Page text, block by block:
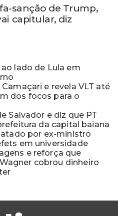
sanção de Trump,
capitular, diz
lado de Lula em
e revela VLT até
dos focos para o
Salvador e diz que PT
da capital baiana
por ex-ministro
em universidade
e reforça que
cobrou dinheiro